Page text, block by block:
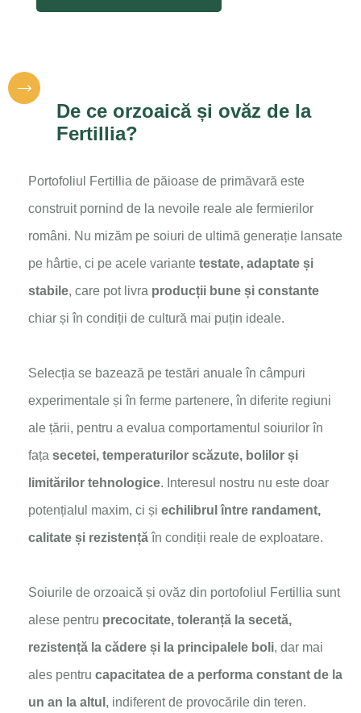
De ce orzoaică și ovăz de la
Fertillia?
Portofoliul Fertillia de păioase de primăvară este
construit pornind de la nevoile reale ale fermierilor
români. Nu mizăm pe soiuri de ultimă generație lansate
pe hârtie, ci pe acele variante testate, adaptate și
stabile, care pot livra producții bune și constante
chiar și în condiții de cultură mai puțin ideale.
Selecția se bazează pe testări anuale în câmpuri
experimentale și în ferme partenere, în diferite regiuni
ale țării, pentru a evalua comportamentul soiurilor în
fața secetei, temperaturilor scăzute, bolilor și
limitărilor tehnologice. Interesul nostru nu este doar
potențialul maxim, ci și echilibrul între randament,
calitate și rezistențăîn condiții reale de exploatare.
Soiurile de orzoaică și ovăz din portofoliul Fertillia sunt
alese pentru precocitate, toleranță la secetă,
rezistență la cădere și la principalele boli, dar mai
ales pentru capacitatea de a performa constant de la
un an la altul , indiferent de provocările din teren.